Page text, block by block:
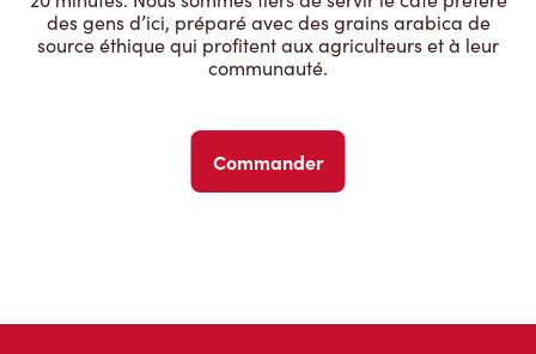
des gens d’ici, préparé avec des grains arabica de
source éthique qui profitent aux agriculteurs et à leur
communauté.
Commander